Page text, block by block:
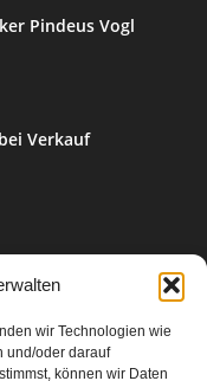
wir Technologien wie
und/oder darauf
können wir Daten
Pindeus Vogl
Verkauf
3005
2067